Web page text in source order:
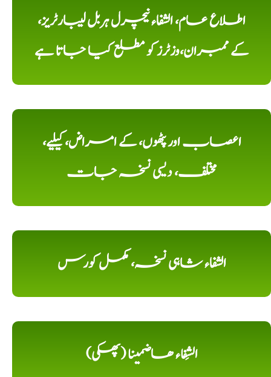
اطلاع عام، الشفاء نیچرل ہربل لیبارٹریز،
کے ممبران،وزٹرز کو مطلع کیا جاتا ہے
اعصاب اور پٹھوں، کے امراض، کیلیے،
مختلف، دیسی نسخہ جات
الشفاء شاہی نسخہ، مکمل کورس
الشِفاء ھاضمینا (پھکی)